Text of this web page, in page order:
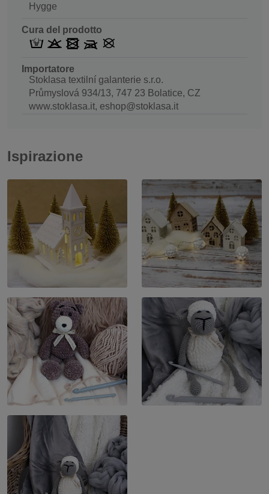
Hygge
Cura del prodotto
Importatore
Stoklasa textilní galanterie s.r.o.
Průmyslová 934/13, 747 23 Bolatice, CZ
www.stoklasa.it, eshop@stoklasa.it
Ispirazione